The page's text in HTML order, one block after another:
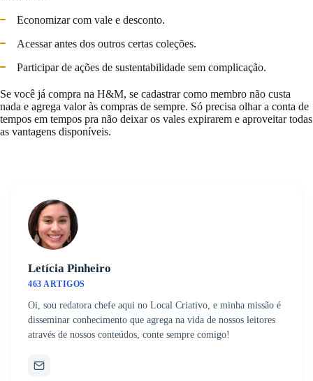
Economizar com vale e desconto.
Acessar antes dos outros certas coleções.
Participar de ações de sustentabilidade sem complicação.
Se você já compra na H&M, se cadastrar como membro não custa
nada e agrega valor às compras de sempre. Só precisa olhar a conta de
tempos em tempos pra não deixar os vales expirarem e aproveitar todas
as vantagens disponíveis.
Letícia Pinheiro
463 ARTIGOS
Oi, sou redatora chefe aqui no Local Criativo, e minha missão é
disseminar conhecimento que agrega na vida de nossos leitores
através de nossos conteúdos, conte sempre comigo!